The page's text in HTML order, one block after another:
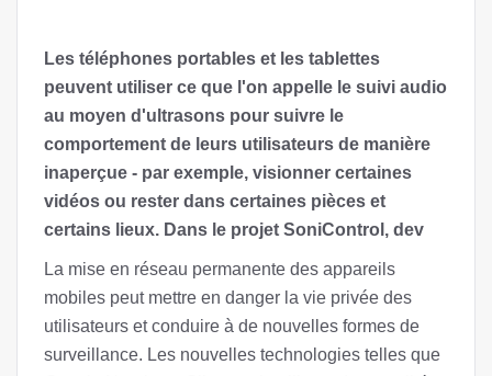
Les téléphones portables et les tablettes
peuvent utiliser ce que l'on appelle le suivi audio
au moyen d'ultrasons pour suivre le
comportement de leurs utilisateurs de manière
inaperçue - par exemple, visionner certaines
vidéos ou rester dans certaines pièces et
certains lieux. Dans le projet SoniControl, dev
La mise en réseau permanente des appareils
mobiles peut mettre en danger la vie privée des
utilisateurs et conduire à de nouvelles formes de
surveillance. Les nouvelles technologies telles que